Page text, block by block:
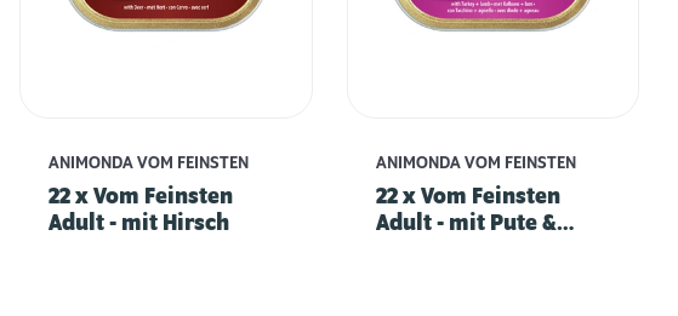
ANIMONDA VOM FEINSTEN
22 x Vom Feinsten
Adult - mit Hirsch
ANIMONDA VOM FEINSTEN
22 x Vom Feinsten
Adult - mit Pute &